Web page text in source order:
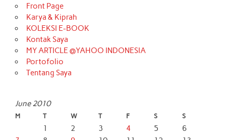
Front Page
Karya & Kiprah
KOLEKSI E-BOOK
Kontak Saya
MY ARTICLE @YAHOO INDONESIA
Portofolio
Tentang Saya
June 2010
M T W T F S S
1 2 3 4 5
6